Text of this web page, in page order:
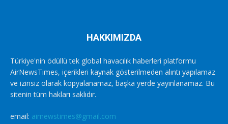
HAKKIMIZDA
Türkiye'nin ödüllü tek global havacılık haberleri platformu
AirNewsTimes, içerikleri kaynak gösterilmeden alıntı yapılamaz
ve izinsiz olarak kopyalanamaz, başka yerde yayınlanamaz. Bu
sitenin tüm hakları saklıdır.
email: airnewstimes@gmail.com